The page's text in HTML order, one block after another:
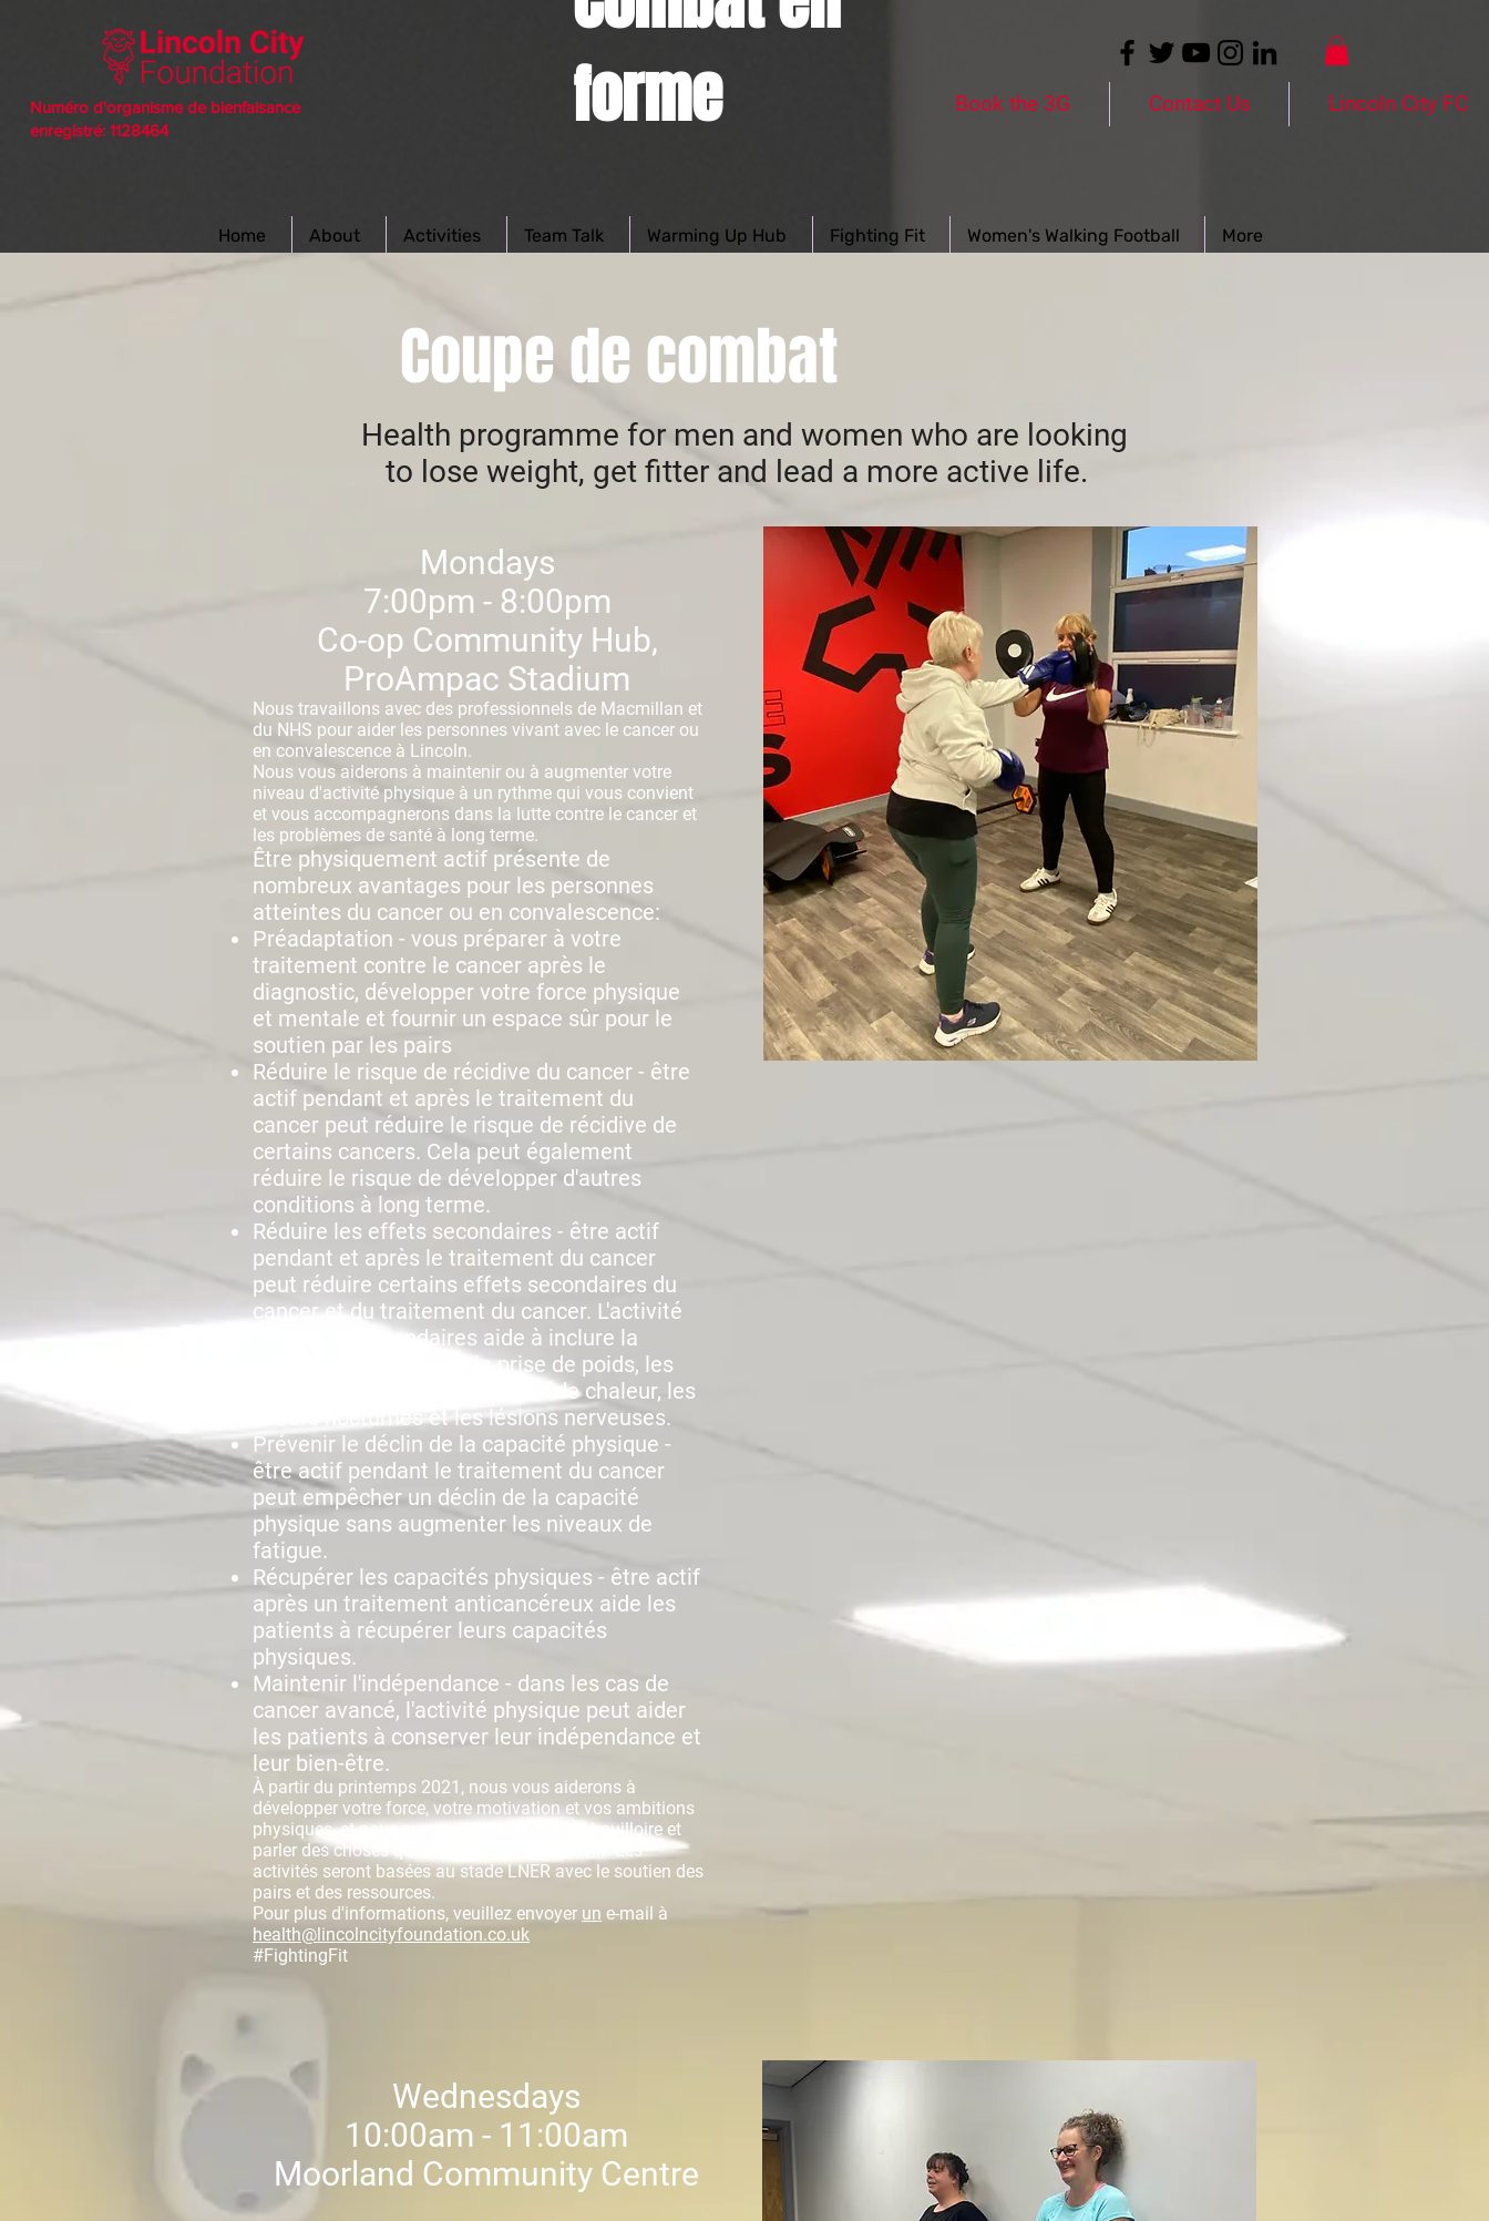
Numéro d'organisme de bienfaisance
enregistré: 1128464
Book the 3G Contact Us Lincoln City FC
Home About Activities Team Talk Warming Up Hub Fighting Fit Women's Walking Football More
forme
Coupe de combat
Health programme for men and women who are looking
to lose weight, get fitter and lead a more active life.
Mondays
7:00pm - 8:00pm
Co-op Community Hub,
ProAmpac Stadium
Nous travaillons avec des professionnels de Macmillan et
du NHS pour aider les personnes vivant avec le cancer ou
en convalescence à Lincoln.
Nous vous aiderons à maintenir ou à augmenter votre
niveau d'activité physique à un rythme qui vous convient
et vous accompagnerons dans la lutte contre le cancer et
les problèmes de santé à long terme.
Être physiquement actif présente de
nombreux avantages pour les personnes
atteintes du cancer ou en convalescence:
Préadaptation - vous préparer à votre
traitement contre le cancer après le
diagnostic, développer votre force physique
et mentale et fournir un espace sûr pour le
soutien par les pairs
Réduire le risque de récidive du cancer - être
actif pendant et après le traitement du
cancer peut réduire le risque de récidive de
certains cancers. Cela peut également
réduire le risque de développer d'autres
conditions à long terme.
Réduire les effets secondaires - être actif
pendant et après le traitement du cancer
peut réduire certains effets secondaires du
cancer et du traitement du cancer. L'activité
des effets secondaires aide à inclure la
fatigue, la dépression, la prise de poids, les
caillots sanguins, les bouffées de chaleur, les
sueurs nocturnes et les lésions nerveuses.
Prévenir le déclin de la capacité physique -
être actif pendant le traitement du cancer
peut empêcher un déclin de la capacité
physique sans augmenter les niveaux de
fatigue.
Récupérer les capacités physiques - être actif
après un traitement anticancéreux aide les
patients à récupérer leurs capacités
physiques.
Maintenir l'indépendance - dans les cas de
cancer avancé, l'activité physique peut aider
les patients à conserver leur indépendance et
leur bien-être.
À partir du printemps 2021, nous vous aiderons à
développer votre force, votre motivation et vos ambitions
physiques, et nous serons là pour mettre la bouilloire et
parler des choses quand vous en avez besoin. Les
activités seront basées au stade LNER avec le soutien des
pairs et des ressources.
Pour plus d'informations, veuillez envoyer un e-mail à
health@lincolncityfoundation.co.uk
#FightingFit
Wednesdays
10:00am - 11:00am
Moorland Community Centre